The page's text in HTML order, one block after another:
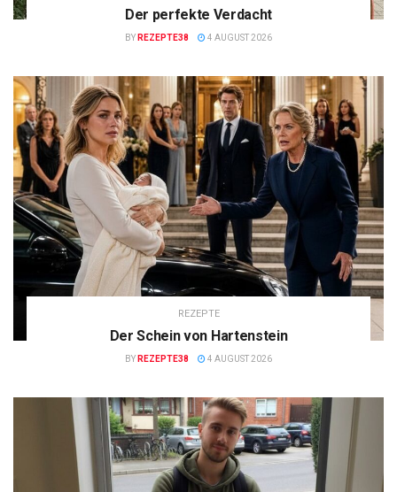
Der perfekte Verdacht
BY REZEPTE38 4 AUGUST 2026
REZEPTE
Der Schein von Hartenstein
BY REZEPTE38 4 AUGUST 2026